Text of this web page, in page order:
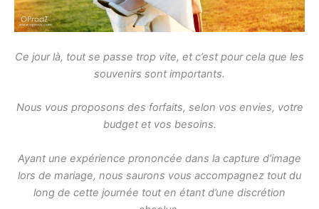
Ce jour là, tout se passe trop vite, et c’est pour cela que les
souvenirs sont importants.
Nous vous proposons des forfaits, selon vos envies, votre
budget et vos besoins.
Ayant une expérience prononcée dans la capture d’image
lors de mariage, nous saurons vous accompagnez tout du
long de cette journée tout en étant d’une discrétion